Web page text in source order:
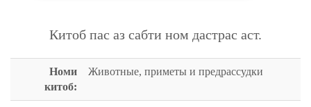
Китоб пас аз сабти ном дастрас аст.
Номи
китоб:
Животные, приметы и предрассудки